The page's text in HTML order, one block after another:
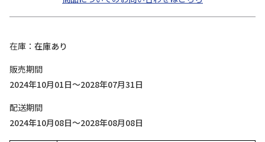
在庫
在庫あり
販売期間
2024年10月01日～2028年07月31日
配送期間
2024年10月08日～2028年08月08日